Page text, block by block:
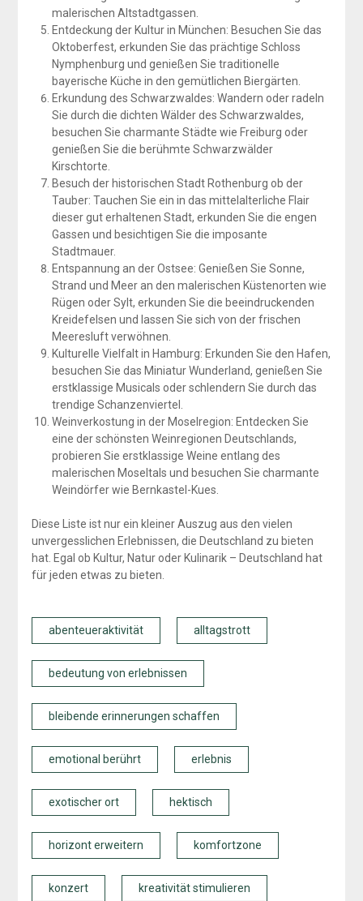
malerischen Altstadtgassen.
Entdeckung der Kultur in München: Besuchen Sie das
Oktoberfest, erkunden Sie das prächtige Schloss
Nymphenburg und genießen Sie traditionelle
bayerische Küche in den gemütlichen Biergärten.
Erkundung des Schwarzwaldes: Wandern oder radeln
Sie durch die dichten Wälder des Schwarzwaldes,
besuchen Sie charmante Städte wie Freiburg oder
genießen Sie die berühmte Schwarzwälder
Kirschtorte.
Besuch der historischen Stadt Rothenburg ob der
Tauber: Tauchen Sie ein in das mittelalterliche Flair
dieser gut erhaltenen Stadt, erkunden Sie die engen
Gassen und besichtigen Sie die imposante
Stadtmauer.
Entspannung an der Ostsee: Genießen Sie Sonne,
Strand und Meer an den malerischen Küstenorten wie
Rügen oder Sylt, erkunden Sie die beeindruckenden
Kreidefelsen und lassen Sie sich von der frischen
Meeresluft verwöhnen.
Kulturelle Vielfalt in Hamburg: Erkunden Sie den Hafen,
besuchen Sie das Miniatur Wunderland, genießen Sie
erstklassige Musicals oder schlendern Sie durch das
trendige Schanzenviertel.
Weinverkostung in der Moselregion: Entdecken Sie
eine der schönsten Weinregionen Deutschlands,
probieren Sie erstklassige Weine entlang des
malerischen Moseltals und besuchen Sie charmante
Weindörfer wie Bernkastel-Kues.
Diese Liste ist nur ein kleiner Auszug aus den vielen
unvergesslichen Erlebnissen, die Deutschland zu bieten
hat. Egal ob Kultur, Natur oder Kulinarik – Deutschland hat
für jeden etwas zu bieten.
abenteueraktivität alltagstrott
bedeutung von erlebnissen
bleibende erinnerungen schaffen
emotional berührt erlebnis
exotischer ort hektisch
horizont erweitern komfortzone
konzert kreativität stimulieren